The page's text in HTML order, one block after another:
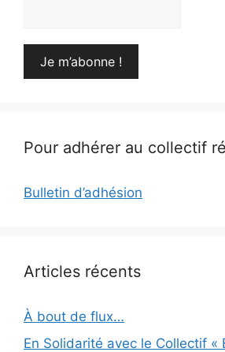
Pour adhérer au collectif
Bulletin d’adhésion
Articles récents
À bout de flux…
En Solidarité avec le Collectif «